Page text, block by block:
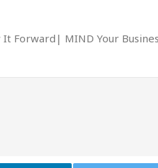
It Forward MIND Your